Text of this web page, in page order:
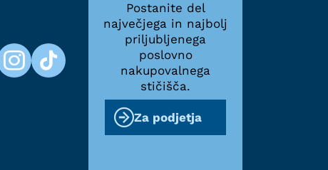
Postanite del
največjega in najbolj
priljubljenega
poslovno
nakupovalnega
stičišča.
Za podjetja